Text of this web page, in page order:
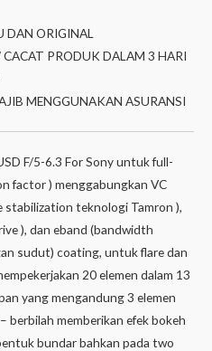
DAN ORIGINAL
PRODUK DALAM 3 HARI
MENGGUNAKAN ASURANSI
F/5-6.3 For Sony untuk full-
factor ) menggabungkan VC
teknologi Tamron ),
), dan eband (bandwidth
sudut) coating, untuk flare dan
20 elemen dalam 13
yang mengandung 3 elemen
berbilah memberikan efek bokeh
bundar bahkan pada two